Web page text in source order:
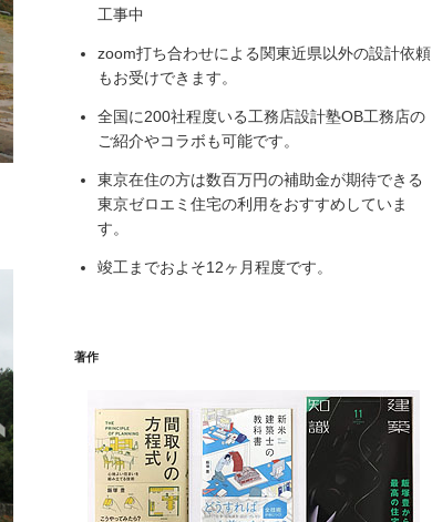
工事中
zoom打ち合わせによる関東近県以外の設計依頼
もお受けできます。
全国に200社程度いる工務店設計塾OB工務店の
ご紹介やコラボも可能です。
東京在住の方は数百万円の補助金が期待できる
東京ゼロエミ住宅の利用をおすすめしていま
す。
竣工までおよそ12ヶ月程度です。
著作